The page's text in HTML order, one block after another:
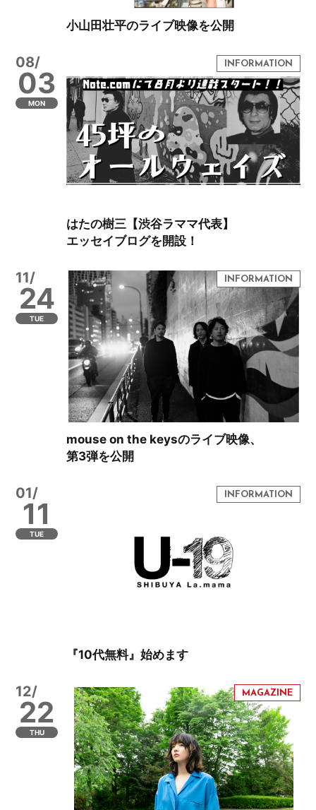
小山田壮平のライブ映像を公開
08/
03
MON
はたの樹三【渋谷ラママ代表】
エッセイブログを開設！
11/
24
TUE
mouse on the keysのライブ映像、
第3弾を公開
01/
11
TUE
『10代無料』始めます
12/
22
THU